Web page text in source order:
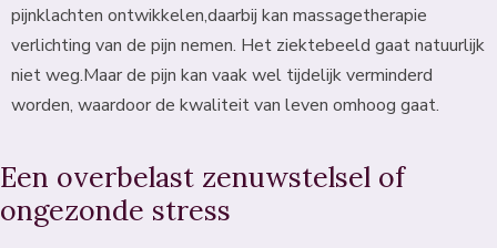
pijnklachten ontwikkelen,daarbij kan massagetherapie
verlichting van de pijn nemen. Het ziektebeeld gaat natuurlijk
niet weg.Maar de pijn kan vaak wel tijdelijk verminderd
worden, waardoor de kwaliteit van leven omhoog gaat.
Een overbelast zenuwstelsel of
ongezonde stress